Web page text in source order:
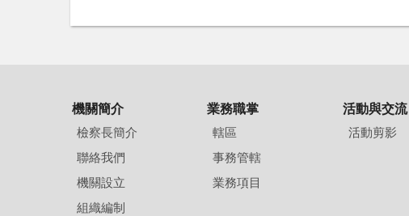
機關簡介
檢察長簡介
聯絡我們
機關設立
組織編制
業務職掌
轄區
事務管轄
業務項目
活動與交流
活動剪影